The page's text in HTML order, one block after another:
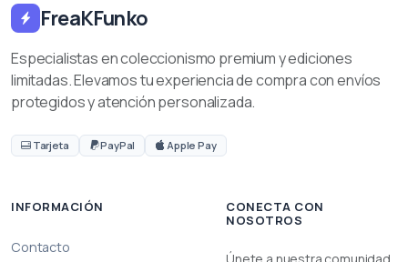
FreaKFunko
Especialistas en coleccionismo premium y ediciones
limitadas. Elevamos tu experiencia de compra con envíos
protegidos y atención personalizada.
Tarjeta PayPal Apple Pay
INFORMACIÓN
Contacto
CONECTA CON
NOSOTROS